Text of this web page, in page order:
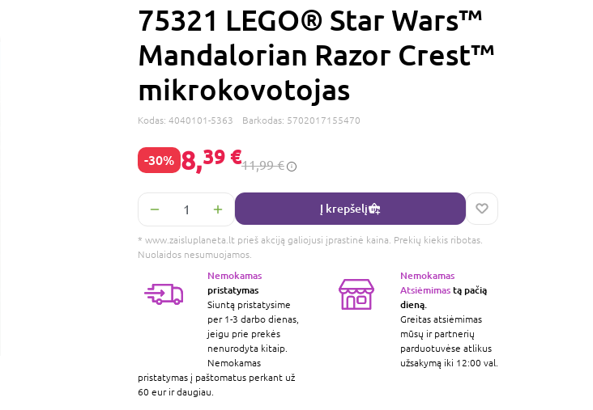
75321 LEGO® Star Wars™
Mandalorian Razor Crest™
mikrokovotojas
Kodas: 4040101-5363 Barkodas: 5702017155470
-30% 8,39 €11,99 €
Į krepšelį
* www.zaisluplaneta.lt prieš akciją galiojusi įprastinė kaina. Prekių kiekis ribotas.
Nuolaidos nesumuojamos.
Nemokamas
pristatymas
Siuntą pristatysime
per 1-3 darbo dienas,
jeigu prie prekės
nenurodyta kitaip.
Nemokamas
pristatymas į paštomatus perkant už
60 eur ir daugiau.
Nemokamas
Atsiėmimastą pačią
dieną.
Greitas atsiėmimas
mūsų ir partnerių
parduotuvėse atlikus
užsakymą iki 12:00 val.